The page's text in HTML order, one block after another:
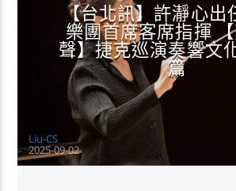
【台北訊】許瀞心出
樂團首席客席指揮
聲】捷克巡演奏響文
篇
Liu-CS
2025-09-02